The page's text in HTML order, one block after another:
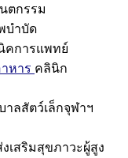
ตกรรม
บำบัด
คการแพทย์
หาร คลินิก
าลสัตว์เล็กจุฬาฯ
เสริมสุขภาวะผู้สูง